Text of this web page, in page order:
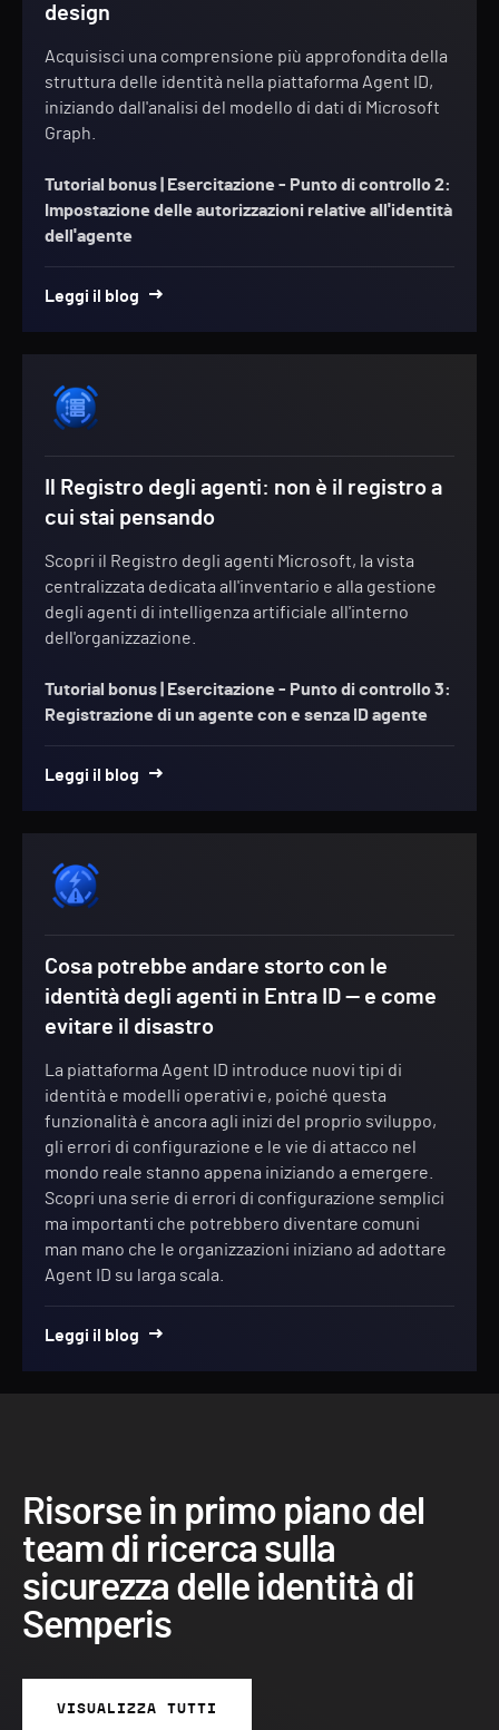
design
Acquisisci una comprensione più approfondita della
struttura delle identità nella piattaforma Agent ID,
iniziando dall'analisi del modello di dati di Microsoft
Graph.
Tutorial bonus |
Esercitazione - Punto di controllo 2:
Impostazione delle autorizzazioni relative all'identità
dell'agente
Leggi il blog
Il Registro degli agenti: non è il registro a
cui stai pensando
Scopri il Registro degli agenti Microsoft, la vista
centralizzata dedicata all'inventario e alla gestione
degli agenti di intelligenza artificiale all'interno
dell'organizzazione.
Tutorial bonus |
Esercitazione - Punto di controllo 3:
Registrazione di un agente con e senza ID agente
Leggi il blog
Cosa potrebbe andare storto con le
identità degli agenti in Entra ID — e come
evitare il disastro
La piattaforma Agent ID introduce nuovi tipi di
identità e modelli operativi e, poiché questa
funzionalità è ancora agli inizi del proprio sviluppo,
gli errori di configurazione e le vie di attacco nel
mondo reale stanno appena iniziando a emergere.
Scopri una serie di errori di configurazione semplici
ma importanti che potrebbero diventare comuni
man mano che le organizzazioni iniziano ad adottare
Agent ID su larga scala.
Leggi il blog
Risorse in primo piano del
team di ricerca sulla
sicurezza delle identità di
Semperis
VISUALIZZA TUTTI